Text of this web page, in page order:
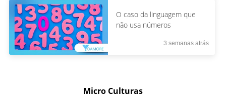
O caso da linguagem que
não usa números
3 semanas atrás
Micro Culturas